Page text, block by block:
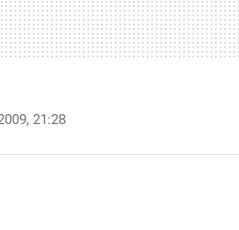
21:28